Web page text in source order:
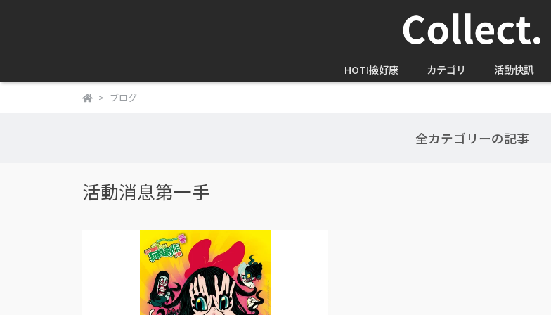
HOT!撿好康 カテゴリ 活動快訊
ブログ
全カテゴリーの記事
活動消息第一手